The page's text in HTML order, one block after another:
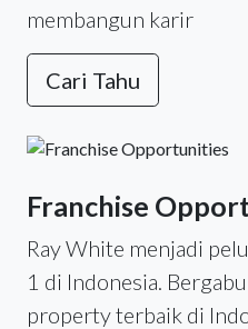
membangun karir
Cari Tahu
Franchise
Ray White menjadi
1 di Indonesia.
property terbaik di